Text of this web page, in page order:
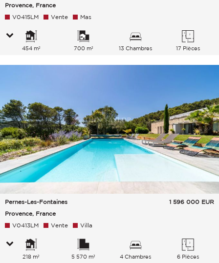
Provence, France
V0415LM Vente Mas
454 m² 700 m² 13 Chambres 17 Pièces
Pernes-Les-Fontaines
Provence, France
1 596 000 EUR
V0413LM Vente Villa
218 m² 5 570 m² 4 Chambres 6 Pièces